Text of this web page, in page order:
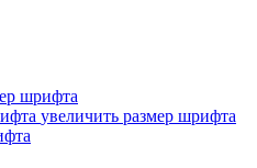
шрифта
увеличить размер шрифта